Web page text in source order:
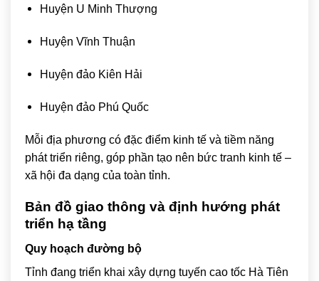
Huyện U Minh Thượng
Huyện Vĩnh Thuận
Huyện đảo Kiên Hải
Huyện đảo Phú Quốc
Mỗi địa phương có đặc điểm kinh tế và tiềm năng
phát triển riêng, góp phần tạo nên bức tranh kinh tế –
xã hội đa dạng của toàn tỉnh.
Bản đồ giao thông và định hướng phát
triển hạ tầng
Quy hoạch đường bộ
Tỉnh đang triển khai xây dựng tuyến cao tốc Hà Tiên